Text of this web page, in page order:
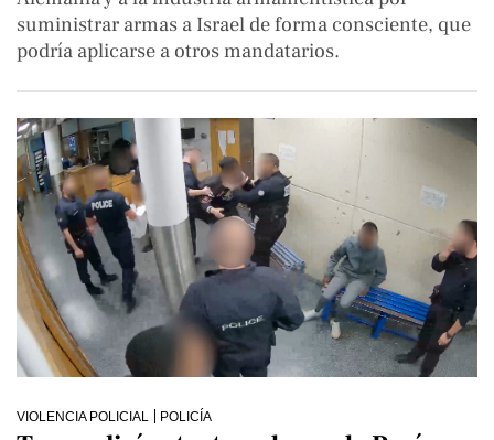
suministrar armas a Israel de forma consciente, que
podría aplicarse a otros mandatarios.
VIOLENCIA POLICIAL POLICÍA